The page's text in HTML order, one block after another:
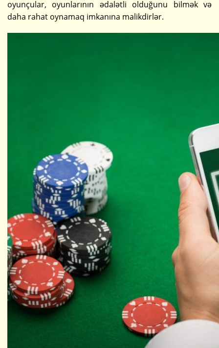
oyunçular, oyunlarının ədalətli olduğunu bilmək və
daha rahat oynamaq imkanına malikdirlər.